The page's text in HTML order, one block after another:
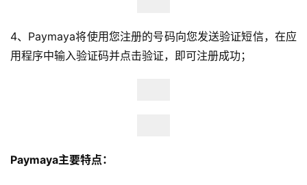
4、Paymaya将使用您注册的号码向您发送验证短信，在应
用程序中输入验证码并点击验证，即可注册成功；
Paymaya主要特点：